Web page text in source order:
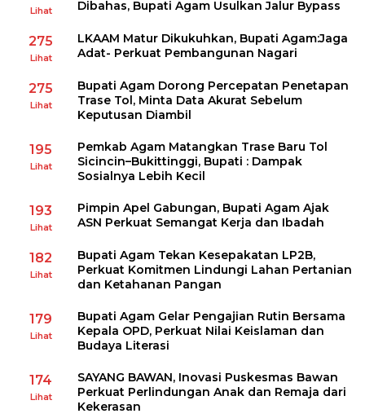
Lihat
Dibahas, Bupati Agam Usulkan Jalur Bypass
275
Lihat
LKAAM Matur Dikukuhkan, Bupati Agam:Jaga
Adat- Perkuat Pembangunan Nagari
275
Lihat
Bupati Agam Dorong Percepatan Penetapan
Trase Tol, Minta Data Akurat Sebelum
Keputusan Diambil
195
Lihat
Pemkab Agam Matangkan Trase Baru Tol
Sicincin–Bukittinggi, Bupati : Dampak
Sosialnya Lebih Kecil
193
Lihat
Pimpin Apel Gabungan, Bupati Agam Ajak
ASN Perkuat Semangat Kerja dan Ibadah
182
Lihat
Bupati Agam Tekan Kesepakatan LP2B,
Perkuat Komitmen Lindungi Lahan Pertanian
dan Ketahanan Pangan
179
Lihat
Bupati Agam Gelar Pengajian Rutin Bersama
Kepala OPD, Perkuat Nilai Keislaman dan
Budaya Literasi
174
Lihat
SAYANG BAWAN, Inovasi Puskesmas Bawan
Perkuat Perlindungan Anak dan Remaja dari
Kekerasan